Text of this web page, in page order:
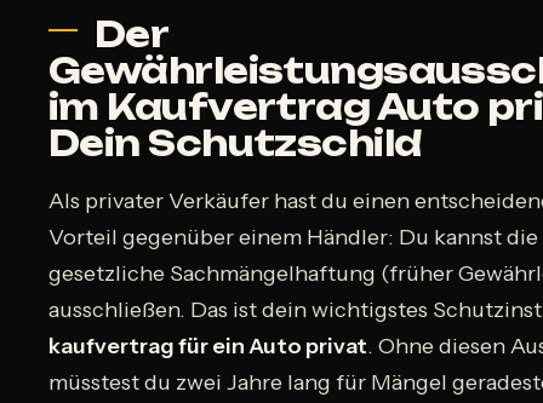
Der
im Kaufvertrag Auto
Dein Schutzschild
Als privater Verkäufer hast du einen
Vorteil gegenüber einem Händler: Du kannst die
gesetzliche Sachmängelhaftung (früher
ausschließen. Das ist dein wichtigstes
kaufvertrag für ein Auto privat. Ohne diesen
müsstest du zwei Jahre lang für Mängel